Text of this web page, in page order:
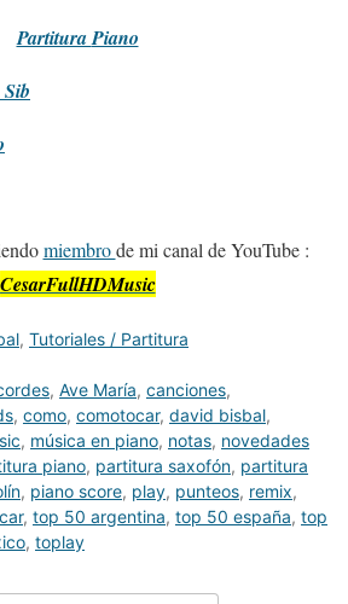
PartituraPiano
miembrode mi canal de YouTube :
CesarFullHDMusic
, Tutoriales / Partitura
, Ave María, canciones,
, como, comotocar, david bisbal,
, música en piano, notas, novedades
piano, partitura saxofón, partitura
, piano score, play, punteos, remix,
, top 50 argentina, top 50 españa, top
, toplay